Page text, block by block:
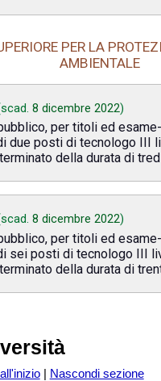
PER LA
AMBIENTALE
8 dicembre 2022)
per titoli ed
due posti di tecnologo III
della durata di
8 dicembre 2022)
per titoli ed
sei posti di tecnologo III
della durata di
| Nascondi sezione